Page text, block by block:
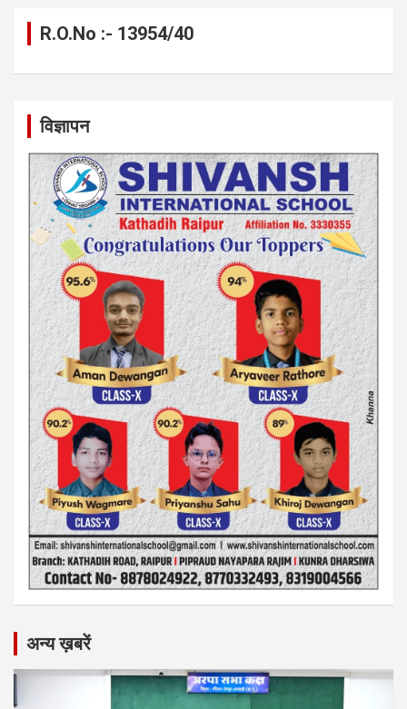
R.O.No :- 13954/40
विज्ञापन
अन्य ख़बरें